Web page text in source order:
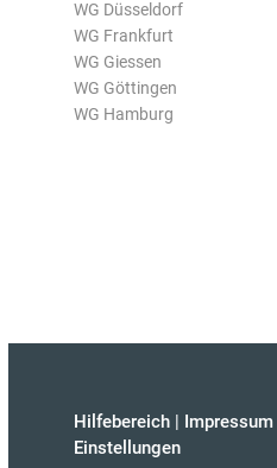
WG Düsseldorf
WG Frankfurt
WG Giessen
WG Göttingen
WG Hamburg
Hilfebereich | Impressum
Einstellungen